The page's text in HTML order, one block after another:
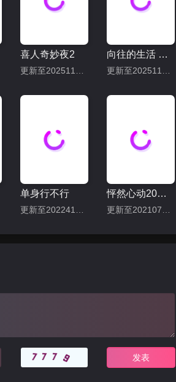
喜人奇妙夜2 向往的生活 第八季
单身行不行 怦然心动20岁 第一季